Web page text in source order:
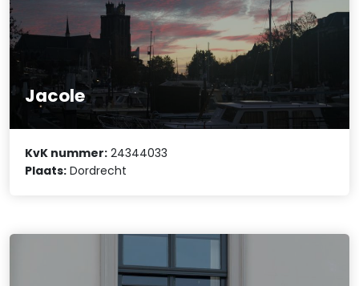
Jacole
KvK nummer: 24344033
Plaats: Dordrecht